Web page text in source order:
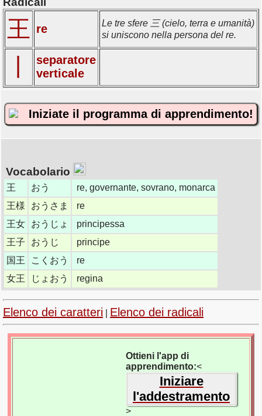
王 re
Le tre sfere 三 (cielo, terra e umanità)
si uniscono nella persona del re.
separatore
verticale
Iniziate il programma di apprendimento!
Vocabolario
王 おう
re, governante, sovrano, monarca
王様
おうさま
re
王女
おうじょ
principessa
王子
おうじ
principe
国王
こくおう
re
女王
じょおう regina
Elenco dei caratteri Elenco dei radicali
Ottieni l'app di
apprendimento:<
Iniziare
l'addestramento
>